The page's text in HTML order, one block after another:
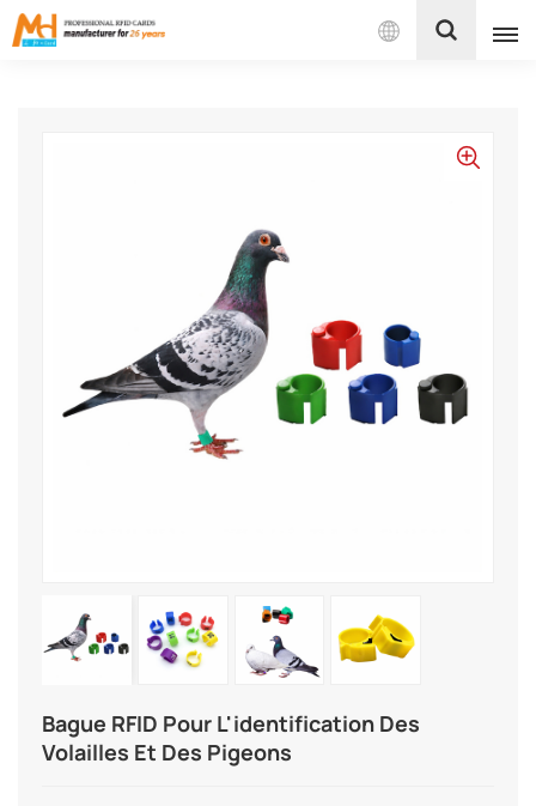
Français
Español
Português
بالعربية
Bague RFID Pour L'identification Des
Volailles Et Des Pigeons